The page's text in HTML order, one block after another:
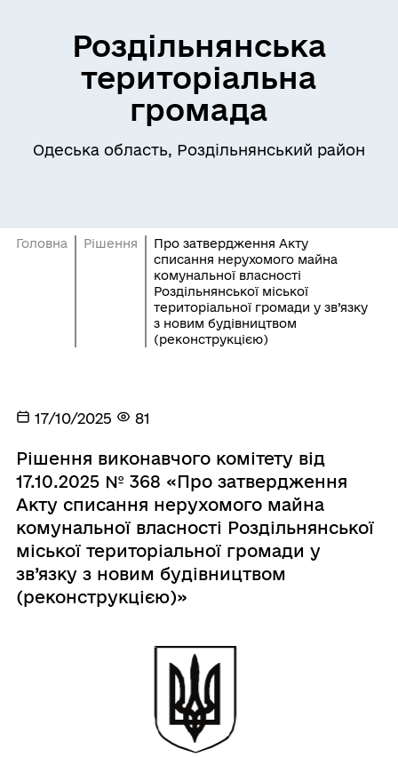
Роздільнянська
територіальна
громада
Одеська область, Роздільнянський район
Головна Рішення
Про затвердження Акту
списання нерухомого майна
комунальної власності
Роздільнянської міської
територіальної громади у зв’язку
з новим будівництвом
(реконструкцією)
17/10/2025 81
Рішення виконавчого комітету від
17.10.2025 № 368 «Про затвердження
Акту списання нерухомого майна
комунальної власності Роздільнянської
міської територіальної громади у
зв’язку з новим будівництвом
(реконструкцією)»